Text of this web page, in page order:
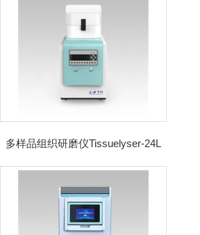
多样品组织研磨仪Tissuelyser-24L